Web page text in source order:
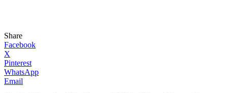
Share
Facebook
X
Pinterest
WhatsApp
Email